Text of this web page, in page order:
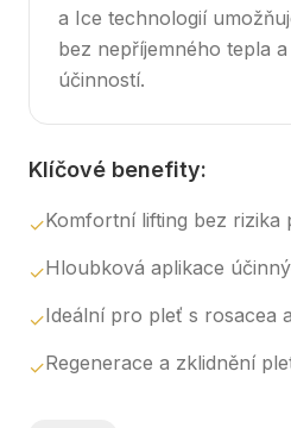
a Ice technologií
bez nepříjemného tepla
účinností.
Klíčové benefity:
✓Komfortní lifting bez rizika
✓Hloubková aplikace
✓Ideální pro pleť s rosacea
✓Regenerace a zklidnění